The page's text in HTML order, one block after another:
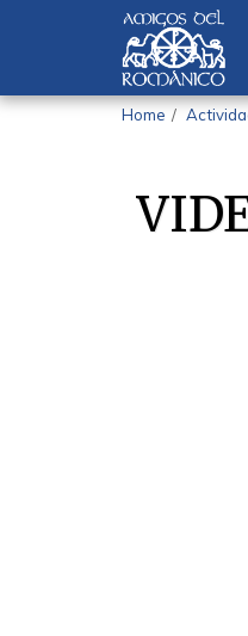
Home